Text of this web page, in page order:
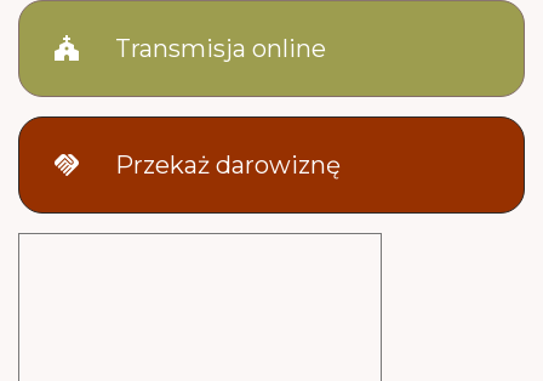
church Transmisja online
handshake Przekaż darowiznę